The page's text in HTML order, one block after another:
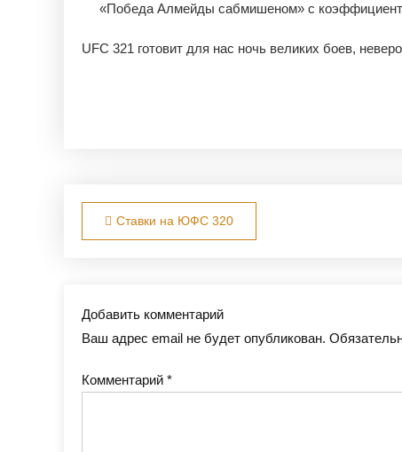
«Победа Алмейды сабмишеном» с
UFC 321 готовит для нас ночь великих боев,
Навигация по записям
Ставки на ЮФС 320
Добавить комментарий
Ваш адрес email не будет опубликован.
Комментарий *